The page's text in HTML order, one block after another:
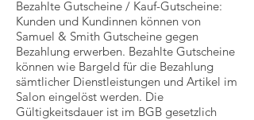
Bezahlte Gutscheine / Kauf-Gutscheine:
Kunden und Kundinnen können von
Samuel & Smith Gutscheine gegen
Bezahlung erwerben. Bezahlte Gutscheine
können wie Bargeld für die Bezahlung
sämtlicher Dienstleistungen und Artikel im
Salon eingelöst werden. Die
Gültigkeitsdauer ist im BGB gesetzlich